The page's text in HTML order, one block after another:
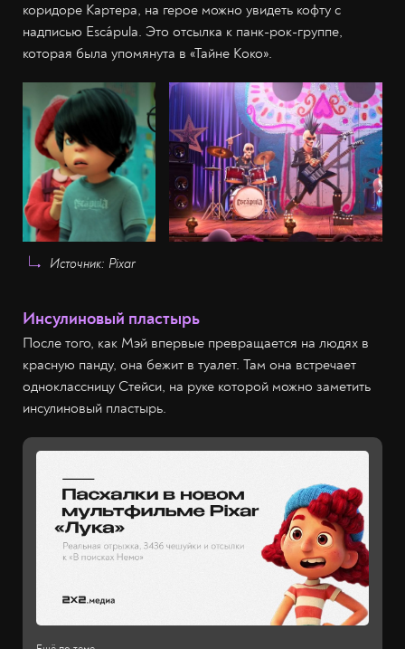
коридоре Картера, на герое можно увидеть кофту с
надписью Escápula. Это отсылка к панк-рок-группе,
которая была упомянута ​​в «Тайне Коко».
Источник: Pixar
Инсулиновый пластырь
После того, как Мэй впервые превращается на людях в
красную панду, она бежит в туалет. Там она встречает
одноклассницу Стейси, на руке которой можно заметить
инсулиновый пластырь.